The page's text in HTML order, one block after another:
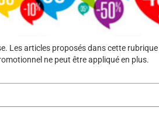
Les articles proposés dans cette
ne peut être appliqué en plus.